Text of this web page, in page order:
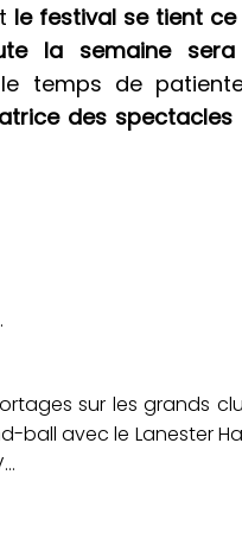
le festival se tient
la semaine
temps de
des
sur les grands
ball avec le Lanester